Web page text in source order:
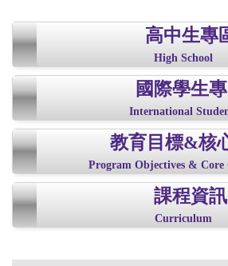
高中生專
High School
國際學生
International
教育目標&核
Program Objectives &
課程資訊
Curriculum